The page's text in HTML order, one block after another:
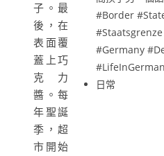
子。最
後，在
表面覆
蓋上巧
克力
醬。每
年聖誕
季，超
市開始